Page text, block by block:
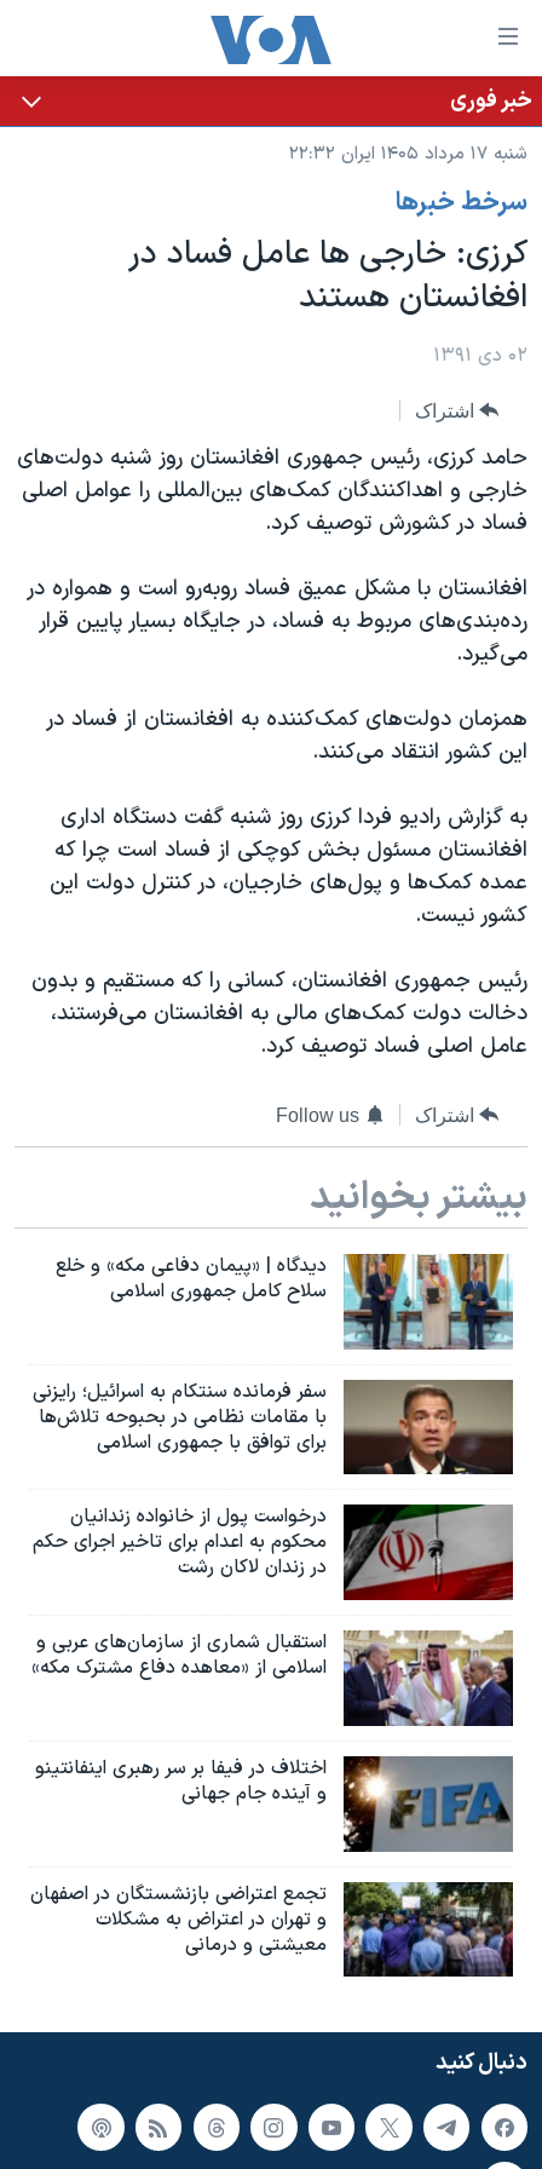
لینکهای
قابل
دسترسی
جهش
محتوای
اصلی
جهش
به
صفحه
جهش
جستجو
خانه
نسخه سبک وب‌سایت
موضوع ها
ایران
آمریکا
جهان
ویژه برنامه‌ها
ویدیوها
حقوق شهروندی
اقتصادی
اسرائیل در جنگ
آرشیو پخش زنده
برنامه های تلویزیونی
جدول برنامه ها
صفحه‌های ویژه
بایگانی برنامه‌های تلویزیونی
انتخابات ریاست جمهوری آمریکا ۲۰۲۴
حمله جمهوری اسلامی به اسرائیل
ورزش زنان در ایران
مجموعه مستندهای دادخواهی
تریبونال مردمی آبان ۹۸
دادگاه حمید نوری
قانون شفافیت دارائی کادر رهبری ایران
اعتراضات مردمی آبان ۹۸
نرگس محمدی برنده جایزه نوبل صلح
همایش محافظه‌کاران آمریکا «سی‌پک»
صفحه‌های ویژه
سفر پرزیدنت ترامپ به چین
یادگیری زبان انگلیسی
زبانهای مختلف
خبر فوری
شنبه ۱۷ مرداد ۱۴۰۵ ایران ۲۲:۳۲
سرخط خبرها
کرزی: خارجی ها عامل فساد در
افغانستان هستند
۰۲ دی ۱۳۹۱
اشتراک
حامد کرزی، رئیس جمهوری افغانستان روز شنبه دولت‌های
خارجی و اهداکنندگان کمک‌های بین‌المللی را عوامل اصلی
فساد در کشورش توصیف کرد.
افغانستان با مشکل عمیق فساد روبه‌رو است و همواره در
رده‌بندی‌های مربوط به فساد، در جایگاه بسیار پایین قرار
می‌گیرد.
همزمان دولت‌های کمک‌کننده به افغانستان از فساد در
این کشور انتقاد می‌کنند.
به گزارش رادیو فردا کرزی روز شنبه گفت دستگاه اداری
افغانستان مسئول بخش کوچکی از فساد است چرا که
عمده کمک‌ها و پول‌های خارجیان، در کنترل دولت این
کشور نیست.
رئیس جمهوری افغانستان، کسانی را که مستقیم و بدون
دخالت دولت کمک‌های مالی به افغانستان می‌فرستند،
عامل اصلی فساد توصیف کرد.
اشتراک Follow us
بیشتر بخوانید
دیدگاه | «پیمان دفاعی مکه» و خلع
سلاح کامل جمهوری اسلامی
سفر فرمانده سنتکام به اسرائیل؛ رایزنی
با مقامات نظامی در بحبوحه تلاش‌ها
برای توافق با جمهوری اسلامی
درخواست پول از خانواده زندانیان
محکوم به‌ اعدام برای تاخیر اجرای حکم
در زندان لاکان رشت
استقبال شماری از سازمان‌های عربی و
اسلامی از «معاهده دفاع مشترک مکه»
اختلاف در فیفا بر سر رهبری اینفانتینو
و آینده جام جهانی
تجمع اعتراضی بازنشستگان در اصفهان
و تهران در اعتراض به مشکلات
معیشتی و درمانی
دنبال کنید